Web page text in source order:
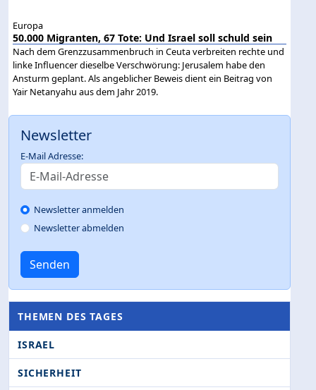
Europa
50.000 Migranten, 67 Tote: Und Israel soll schuld sein
Nach dem Grenzzusammenbruch in Ceuta verbreiten rechte und
linke Influencer dieselbe Verschwörung: Jerusalem habe den
Ansturm geplant. Als angeblicher Beweis dient ein Beitrag von
Yair Netanyahu aus dem Jahr 2019.
Newsletter
E-Mail Adresse:
Newsletter anmelden
Newsletter abmelden
Senden
THEMEN DES TAGES
ISRAEL
SICHERHEIT